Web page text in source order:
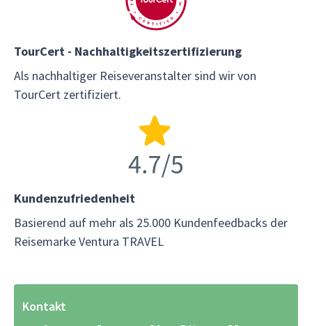
TourCert - Nachhaltigkeitszertifizierung
Als nachhaltiger Reiseveranstalter sind wir von
TourCert zertifiziert.
Kundenzufriedenheit
Basierend auf mehr als 25.000 Kundenfeedbacks der
Reisemarke Ventura TRAVEL
Kontakt